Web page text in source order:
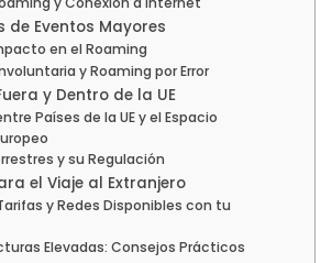
de Eventos Mayores
en el Roaming
y Roaming por Error
y Dentro de la UE
Países de la UE y el Espacio
y su Regulación
el Viaje al Extranjero
y Redes Disponibles con tu
Elevadas: Consejos Prácticos